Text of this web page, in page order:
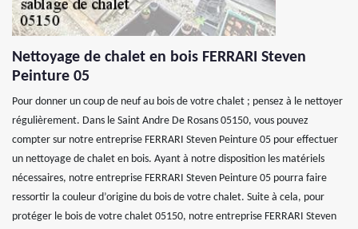
Nettoyage de chalet en bois FERRARI Steven
Peinture 05
Pour donner un coup de neuf au bois de votre chalet ; pensez à le nettoyer
régulièrement. Dans le Saint Andre De Rosans 05150, vous pouvez
compter sur notre entreprise FERRARI Steven Peinture 05 pour effectuer
un nettoyage de chalet en bois. Ayant à notre disposition les matériels
nécessaires, notre entreprise FERRARI Steven Peinture 05 pourra faire
ressortir la couleur d’origine du bois de votre chalet. Suite à cela, pour
protéger le bois de votre chalet 05150, notre entreprise FERRARI Steven